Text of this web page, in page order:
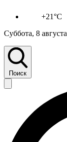
+21°C
Суббота, 8 августа
Поиск